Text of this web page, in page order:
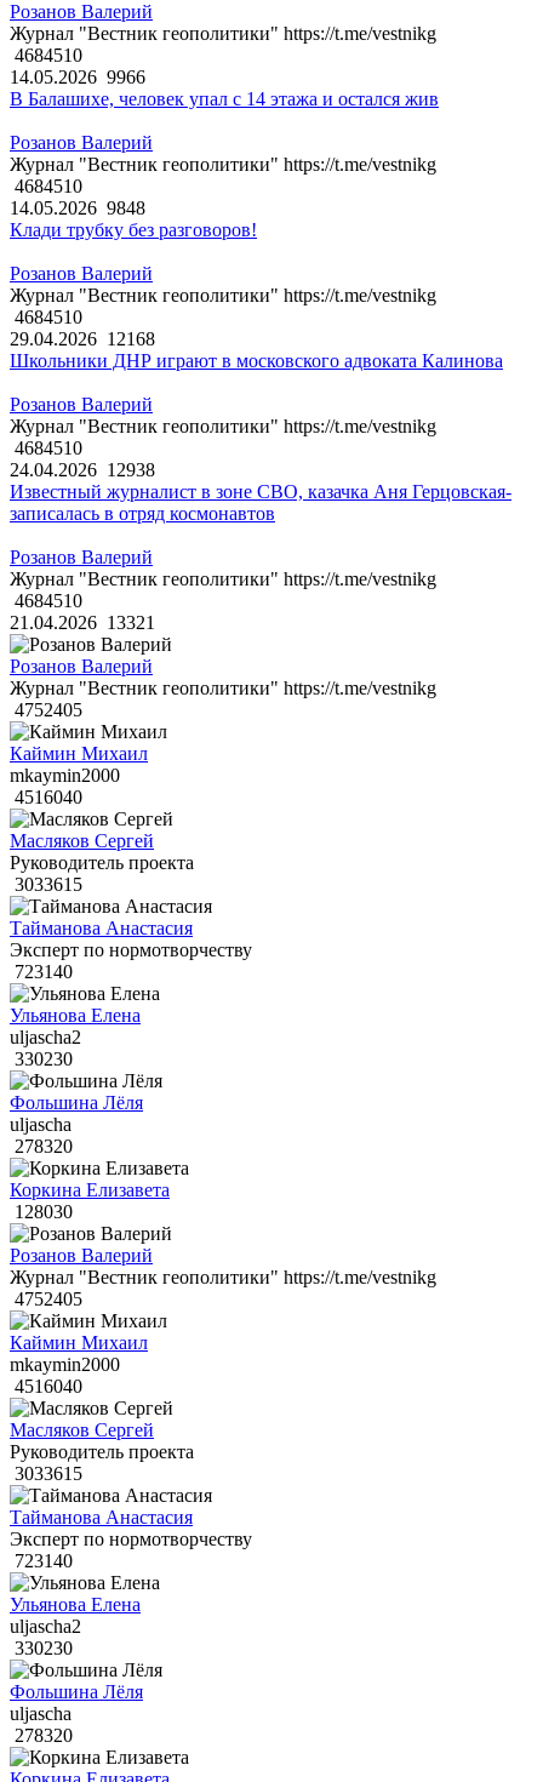
Розанов Валерий
Журнал "Вестник геополитики" https://t.me/vestnikg
4684510
14.05.2026 9966
В Балашихе, человек упал с 14 этажа и остался жив
Розанов Валерий
Журнал "Вестник геополитики" https://t.me/vestnikg
4684510
14.05.2026 9848
Клади трубку без разговоров!
Розанов Валерий
Журнал "Вестник геополитики" https://t.me/vestnikg
4684510
29.04.2026 12168
Школьники ДНР играют в московского адвоката Калинова
Розанов Валерий
Журнал "Вестник геополитики" https://t.me/vestnikg
4684510
24.04.2026 12938
Известный журналист в зоне СВО, казачка Аня Герцовская-
записалась в отряд космонавтов
Розанов Валерий
Журнал "Вестник геополитики" https://t.me/vestnikg
4684510
21.04.2026 13321
Розанов Валерий
Журнал "Вестник геополитики" https://t.me/vestnikg
4752405
Каймин Михаил
mkaymin2000
4516040
Масляков Сергей
Руководитель проекта
3033615
Тайманова Анастасия
Эксперт по нормотворчеству
723140
Ульянова Елена
uljascha2
330230
Фольшина Лёля
uljascha
278320
Коркина Елизавета
128030
Розанов Валерий
Журнал "Вестник геополитики" https://t.me/vestnikg
4752405
Каймин Михаил
mkaymin2000
4516040
Масляков Сергей
Руководитель проекта
3033615
Тайманова Анастасия
Эксперт по нормотворчеству
723140
Ульянова Елена
uljascha2
330230
Фольшина Лёля
uljascha
278320